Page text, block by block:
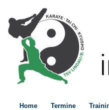
Home Termine